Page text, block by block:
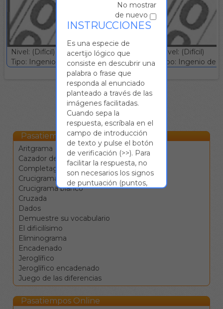
Nivel: (Difícil)
Tipo: Ingenio deductivo :: Gratuito
Nivel: (Difícil)
Tipo: Ingenio
Pasatiempos Online
Aritgrama
Cazador de estrellas
Completagrama
Crucigrama
Crucigrama blanco
Cruzada
Dados
Demuestre su vocabulario
El dificilísimo
Eliminograma
Encadenado
Jeroglífico
Jeroglífico encadenado
Juego de las diferencias
Pasatiempos Online
No mostrar
de nuevo
INSTRUCCIONES
Es una especie de
acertijo lógico que
consiste en descubrir una
palabra o frase que
responda al enunciado
planteado a través de las
imágenes facilitadas.
Cuando sepa la
respuesta, escríbala en el
campo de introducción
de texto y pulse el botón
de verificación (>>). Para
facilitar la respuesta, no
son necesarios los signos
de puntuación (puntos,
comas,...) ni las tildes, y se
Además, cuenta con el